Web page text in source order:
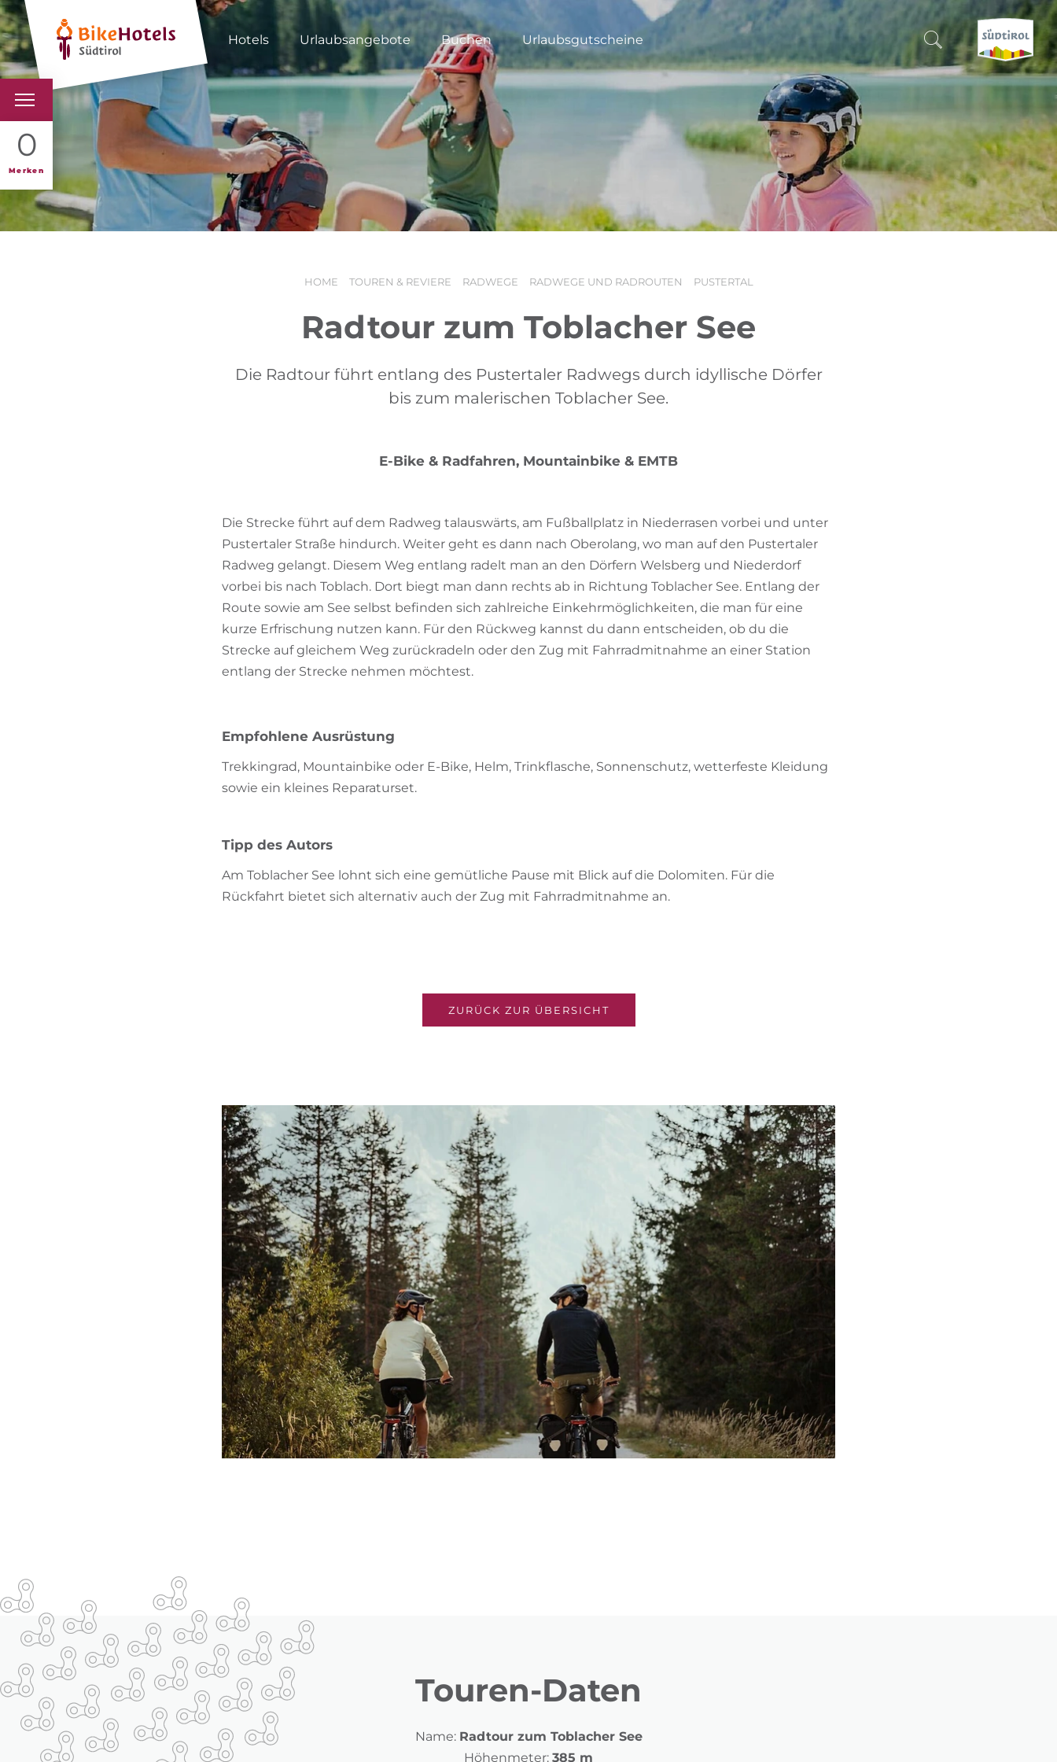
Hotels Urlaubsangebote Buchen Urlaubsgutscheine
0
Merken
BIKEHOTELS
HOTELS & PAKETE
TOUREN & REVIERE
SUCHEN & BUCHEN
ENTDECKE SÜDTIROL
WANN?
-
HOME TOUREN & REVIERE RADWEGE RADWEGE UND RADROUTEN PUSTERTAL
Radtour zum Toblacher See
Die Radtour führt entlang des Pustertaler Radwegs durch idyllische Dörfer
bis zum malerischen Toblacher See.
E-Bike & Radfahren, Mountainbike & EMTB
Die Strecke führt auf dem Radweg talauswärts, am Fußballplatz in Niederrasen vorbei und unter
Pustertaler Straße hindurch. Weiter geht es dann nach Oberolang, wo man auf den Pustertaler
Radweg gelangt. Diesem Weg entlang radelt man an den Dörfern Welsberg und Niederdorf
vorbei bis nach Toblach. Dort biegt man dann rechts ab in Richtung Toblacher See. Entlang der
Route sowie am See selbst befinden sich zahlreiche Einkehrmöglichkeiten, die man für eine
kurze Erfrischung nutzen kann. Für den Rückweg kannst du dann entscheiden, ob du die
Strecke auf gleichem Weg zurückradeln oder den Zug mit Fahrradmitnahme an einer Station
entlang der Strecke nehmen möchtest.
Empfohlene Ausrüstung
Trekkingrad, Mountainbike oder E-Bike, Helm, Trinkflasche, Sonnenschutz, wetterfeste Kleidung
sowie ein kleines Reparaturset.
Tipp des Autors
Am Toblacher See lohnt sich eine gemütliche Pause mit Blick auf die Dolomiten. Für die
Rückfahrt bietet sich alternativ auch der Zug mit Fahrradmitnahme an.
ZURÜCK ZUR ÜBERSICHT
Touren-Daten
Name: Radtour zum Toblacher See
Höhenmeter: 385 m